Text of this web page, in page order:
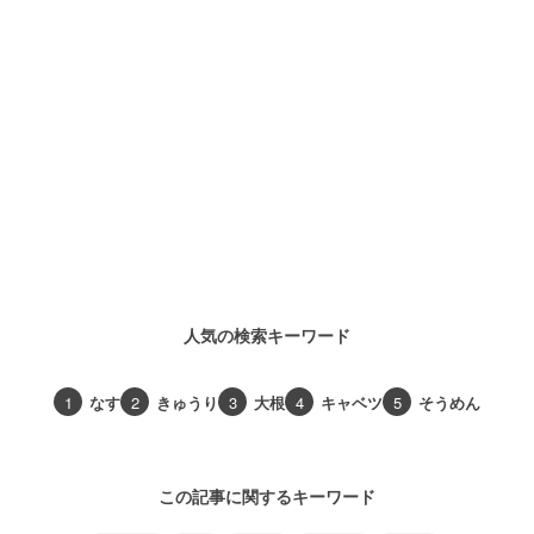
人気の検索キーワード
1 なす 2 きゅうり 3 大根 4 キャベツ 5 そうめん
この記事に関するキーワード